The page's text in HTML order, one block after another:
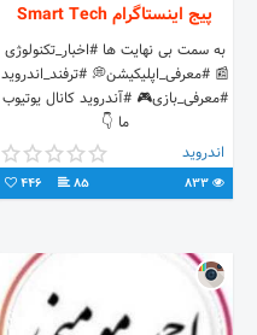
پیج اینستاگرام Smart Tech
به سمت بی نهایت ها #اخبار_تکنولوژی
📰 #معرفی_اپلیکیشن💭 #ترفند_اندروید
#معرفی_بازی🎮 #آندروید کانال یوتیوب
ما 👇
اندروید
85
446